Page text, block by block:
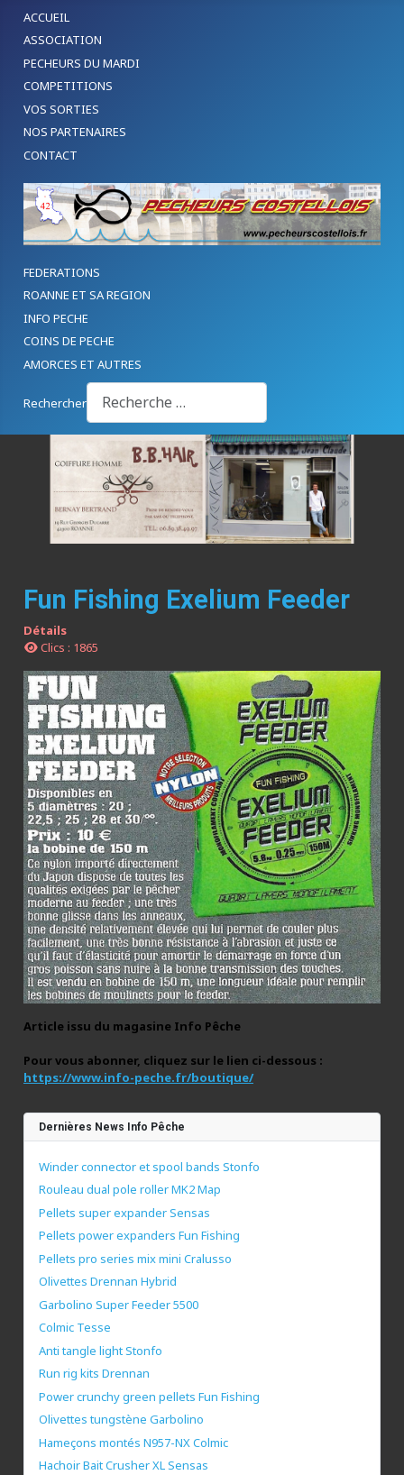
ACCUEIL
ASSOCIATION
PECHEURS DU MARDI
COMPETITIONS
VOS SORTIES
NOS PARTENAIRES
CONTACT
FEDERATIONS
ROANNE ET SA REGION
INFO PECHE
COINS DE PECHE
AMORCES ET AUTRES
Rechercher
Fun Fishing Exelium Feeder
Détails
Clics : 1865
Article issu du magasine Info Pêche
Pour vous abonner, cliquez sur le lien ci-dessous :
https://www.info-peche.fr/boutique/
Dernières News Info Pêche
Winder connector et spool bands Stonfo
Rouleau dual pole roller MK2 Map
Pellets super expander Sensas
Pellets power expanders Fun Fishing
Pellets pro series mix mini Cralusso
Olivettes Drennan Hybrid
Garbolino Super Feeder 5500
Colmic Tesse
Anti tangle light Stonfo
Run rig kits Drennan
Power crunchy green pellets Fun Fishing
Olivettes tungstène Garbolino
Hameçons montés N957-NX Colmic
Hachoir Bait Crusher XL Sensas